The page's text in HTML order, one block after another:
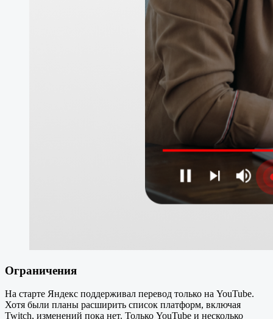
Ограничения
На старте Яндекс поддерживал перевод только на YouTube.
Хотя были планы расширить список платформ, включая
Twitch, изменений пока нет. Только YouTube и несколько